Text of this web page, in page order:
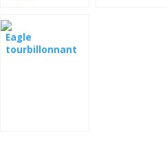
Eagle
tourbillonnant